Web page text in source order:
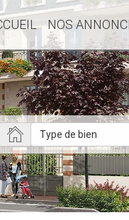
NOS
Type de bien